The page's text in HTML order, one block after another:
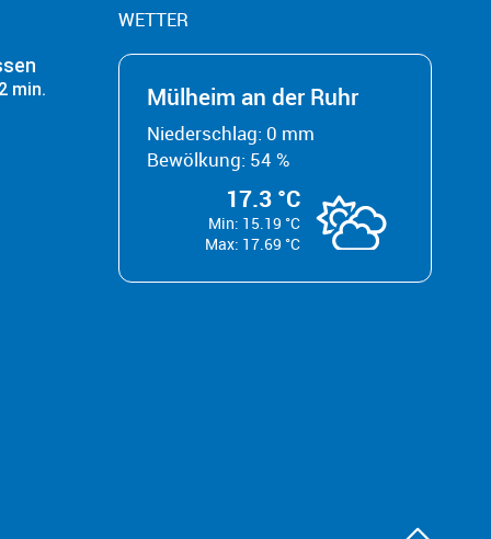
min.
WETTER
Mülheim an der Ruhr
Niederschlag: 0 mm
Bewölkung: 54 %
17.3 °C
Min: 15.19 °C
Max: 17.69 °C